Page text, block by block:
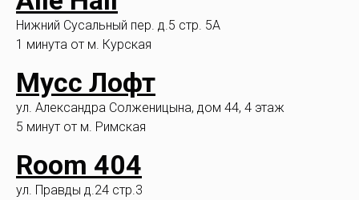
Нижний Сусальный пер. д.5 стр. 5А
1 минута от м. Курская
Мусс Лофт
ул. Александра Солженицына, дом 44, 4 этаж
5 минут от м. Римская
Room 404
ул. Правды д.24 стр.3